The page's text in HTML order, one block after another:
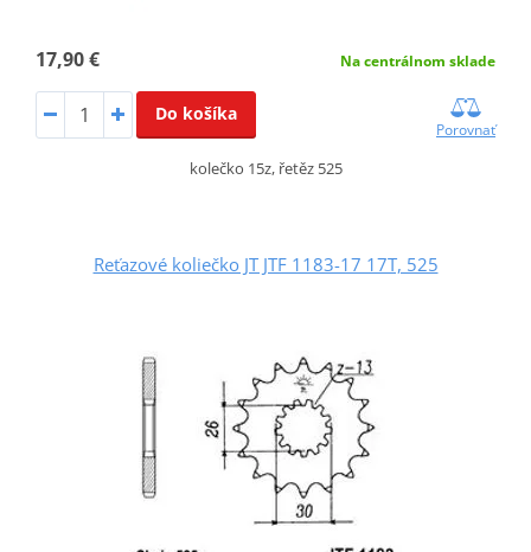
17,90 € Na centrálnom sklade
Do košíka
Porovnať
kolečko 15z, řetěz 525
Reťazové koliečko JT JTF 1183-17 17T, 525